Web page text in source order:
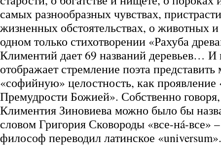
самых разнообразных чувствах,
жизненных обстоятельствах, о животных
одном только стихотворении «Рахуба
Климентий дает 69 названий деревьев… И
отображает стремление поэта
«софийную» целостность, как проявление
Премудрости Божией». Собственно
Климентия Зиновиева можно было бы
словом Григория Сковороды «все-нá-все»
философ переводил латинское «universum».